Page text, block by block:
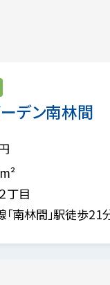
デン南林間
丁目
南林間」駅徒歩21